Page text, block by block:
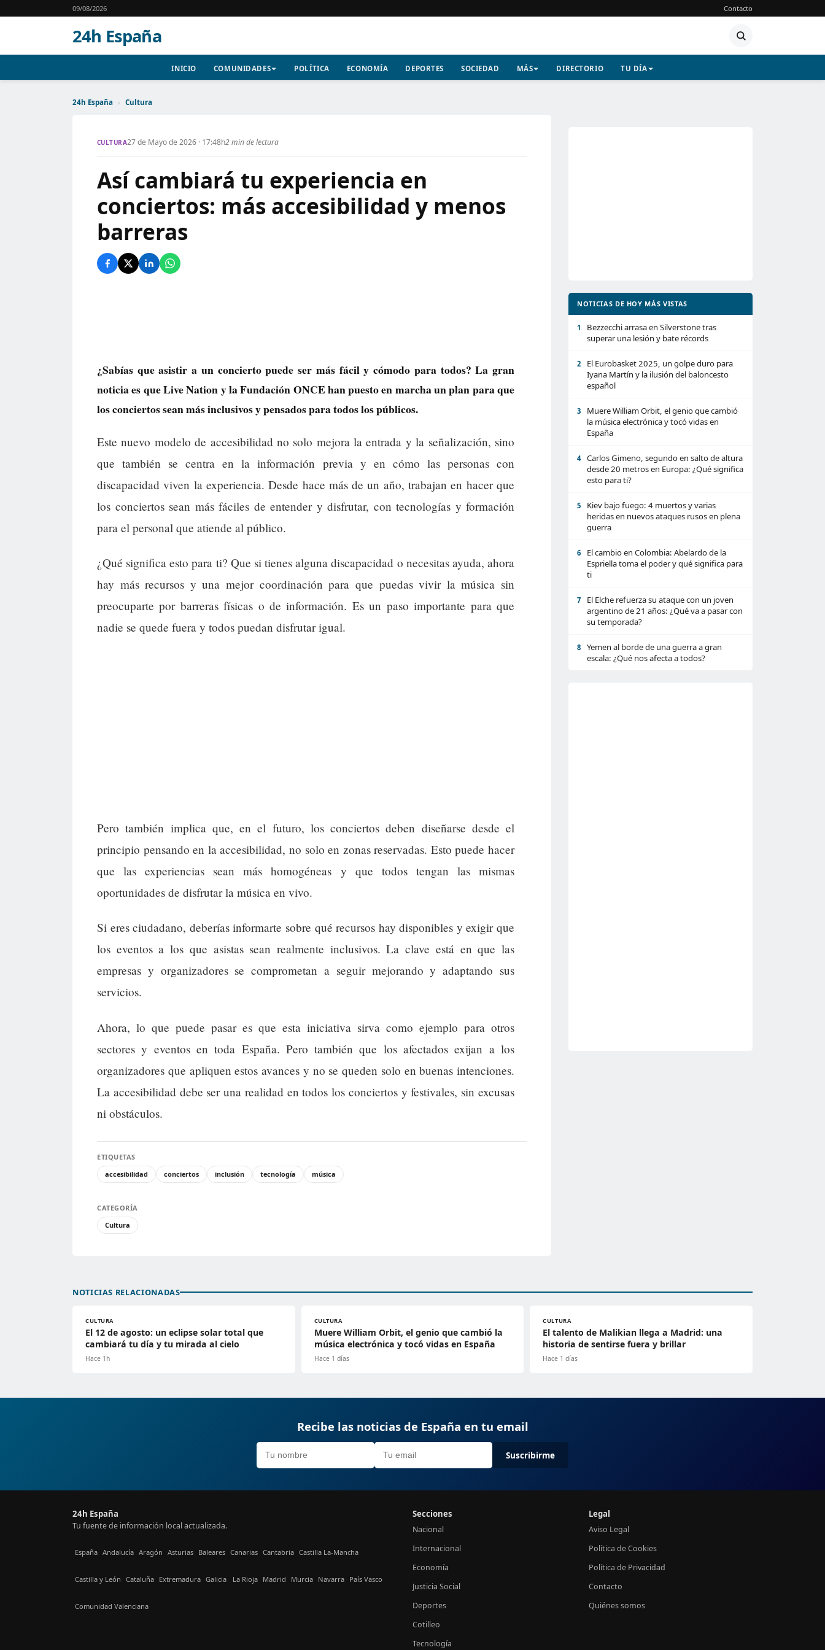
09/08/2026 Contacto
24h España
INICIO COMUNIDADES POLÍTICA ECONOMÍA DEPORTES SOCIEDAD MÁS DIRECTORIO TU DÍA
24h España › Cultura
CULTURA27 de Mayo de 2026 · 17:48h2 min de lectura
Así cambiará tu experiencia en
conciertos: más accesibilidad y menos
barreras
¿Sabías que asistir a un concierto puede ser más fácil y cómodo para todos? La gran
noticia es que Live Nation y la Fundación ONCE han puesto en marcha un plan para que
los conciertos sean más inclusivos y pensados para todos los públicos.
Este nuevo modelo de accesibilidad no solo mejora la entrada y la señalización, sino
que también se centra en la información previa y en cómo las personas con
discapacidad viven la experiencia. Desde hace más de un año, trabajan en hacer que
los conciertos sean más fáciles de entender y disfrutar, con tecnologías y formación
para el personal que atiende al público.
¿Qué significa esto para ti? Que si tienes alguna discapacidad o necesitas ayuda, ahora
hay más recursos y una mejor coordinación para que puedas vivir la música sin
preocuparte por barreras físicas o de información. Es un paso importante para que
nadie se quede fuera y todos puedan disfrutar igual.
Pero también implica que, en el futuro, los conciertos deben diseñarse desde el
principio pensando en la accesibilidad, no solo en zonas reservadas. Esto puede hacer
que las experiencias sean más homogéneas y que todos tengan las mismas
oportunidades de disfrutar la música en vivo.
Si eres ciudadano, deberías informarte sobre qué recursos hay disponibles y exigir que
los eventos a los que asistas sean realmente inclusivos. La clave está en que las
empresas y organizadores se comprometan a seguir mejorando y adaptando sus
servicios.
Ahora, lo que puede pasar es que esta iniciativa sirva como ejemplo para otros
sectores y eventos en toda España. Pero también que los afectados exijan a los
organizadores que apliquen estos avances y no se queden solo en buenas intenciones.
La accesibilidad debe ser una realidad en todos los conciertos y festivales, sin excusas
ni obstáculos.
ETIQUETAS
accesibilidad
conciertos inclusión tecnología música
CATEGORÍA
Cultura
NOTICIAS DE HOY MÁS VISTAS
1
Bezzecchi arrasa en Silverstone tras
superar una lesión y bate récords
2
El Eurobasket 2025, un golpe duro para
Iyana Martín y la ilusión del baloncesto
español
3
Muere William Orbit, el genio que cambió
la música electrónica y tocó vidas en
España
4
Carlos Gimeno, segundo en salto de altura
desde 20 metros en Europa: ¿Qué significa
esto para ti?
5
Kiev bajo fuego: 4 muertos y varias
heridas en nuevos ataques rusos en plena
guerra
6
El cambio en Colombia: Abelardo de la
Espriella toma el poder y qué significa para
ti
7
El Elche refuerza su ataque con un joven
argentino de 21 años: ¿Qué va a pasar con
su temporada?
8
Yemen al borde de una guerra a gran
escala: ¿Qué nos afecta a todos?
NOTICIAS RELACIONADAS
CULTURA
El 12 de agosto: un eclipse solar total que
cambiará tu día y tu mirada al cielo
Hace 1h
CULTURA
Muere William Orbit, el genio que cambió la
música electrónica y tocó vidas en España
Hace 1 días
CULTURA
El talento de Malikian llega a Madrid: una
historia de sentirse fuera y brillar
Hace 1 días
Recibe las noticias de España en tu email
Suscribirme
24h España
Tu fuente de información local actualizada.
España Andalucía Aragón Asturias Baleares Canarias Cantabria Castilla La-Mancha
Castilla y León Cataluña Extremadura Galicia La Rioja Madrid Murcia Navarra País Vasco
Comunidad Valenciana
Secciones
Nacional
Internacional
Economía
Justicia Social
Deportes
Cotilleo
Tecnología
Legal
Aviso Legal
Política de Cookies
Política de Privacidad
Contacto
Quiénes somos